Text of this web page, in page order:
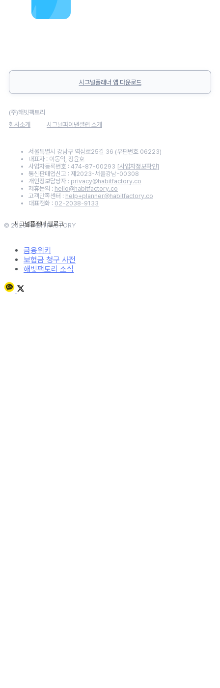
시그널플래너 앱 다운로드
(주)해빗팩토리
회사소개
시그널파이낸셜랩 소개
서울특별시 강남구 역삼로25길 36 (우편번호 06223)
대표자 : 이동익, 정윤호
사업자등록번호 : 474-87-00293 [사업자정보확인]
통신판매업신고 : 제2023-서울강남-00308
개인정보담당자 : privacy@habitfactory.co
제휴문의 : hello@habitfactory.co
고객만족센터 : help+planner@habitfactory.co
대표전화 : 02-2038-9133
© 2020 HABITFACTORY
금융위키
보험금 청구 사전
해빗팩토리 소식